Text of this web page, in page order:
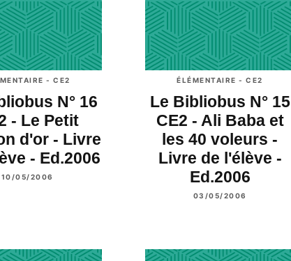
- CE2
N° 16
- Le Petit
d'or - Livre
- Ed.2006
10/05/2006
ÉLÉMENTAIRE - CE2
Le Bibliobus N° 15
CE2 - Ali Baba et
les 40 voleurs -
Livre de l'élève -
Ed.2006
03/05/2006